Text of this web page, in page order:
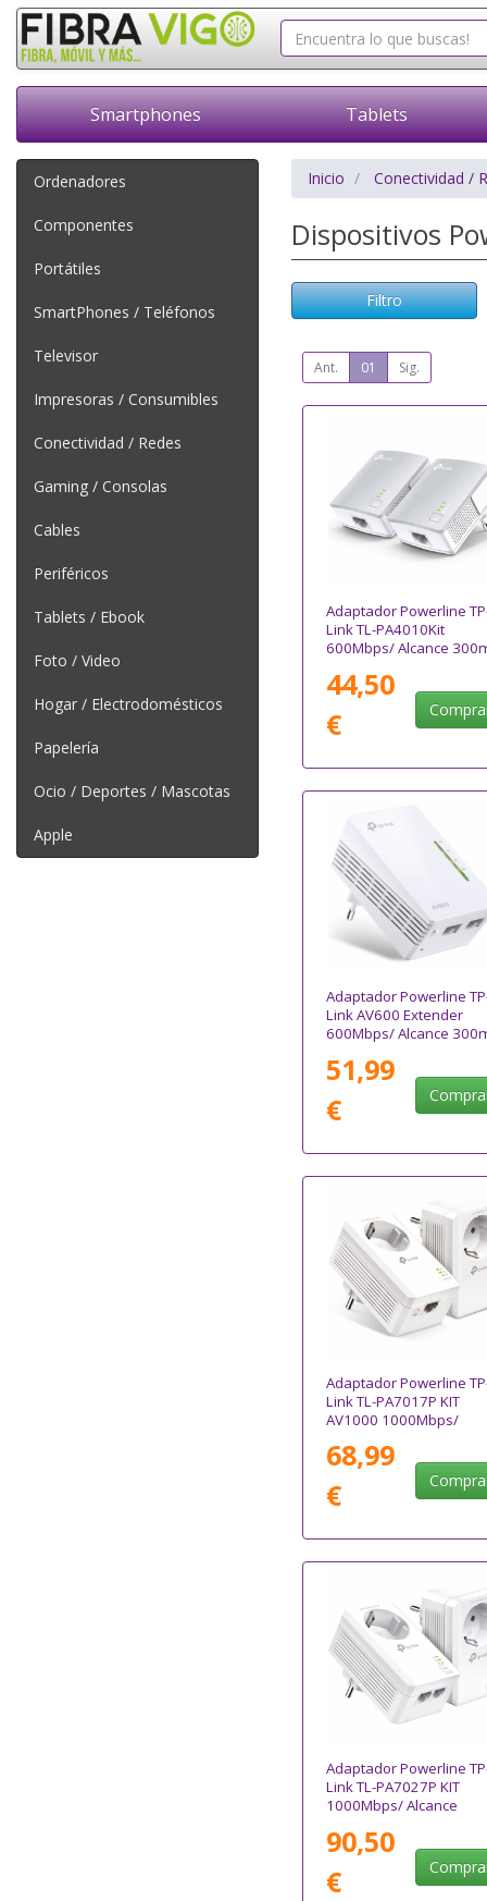
Smartphones Tablets
Ordenadores
Componentes
Portátiles
SmartPhones / Teléfonos
Televisor
Impresoras / Consumibles
Conectividad / Redes
Gaming / Consolas
Cables
Periféricos
Tablets / Ebook
Foto / Video
Hogar / Electrodomésticos
Papelería
Ocio / Deportes / Mascotas
Apple
Inicio Conectividad /
Dispositivos
Filtro
Ant. 01 Sig.
Adaptador Powerline
Link TL-PA4010Kit
600Mbps/ Alcance
44,50
€
Adaptador Powerline
Link AV600 Extender
600Mbps/ Alcance
51,99
€
Adaptador Powerline
Link TL-PA7017P KIT
AV1000 1000Mbps/
68,99
€
Adaptador Powerline
Link TL-PA7027P KIT
1000Mbps/ Alcance
90,50
€